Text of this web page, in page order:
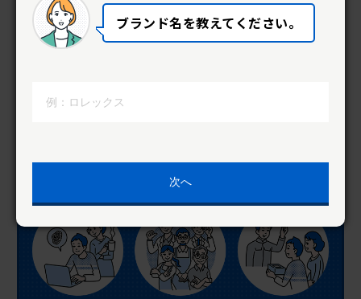
ブランド名を教えてください。
次へ